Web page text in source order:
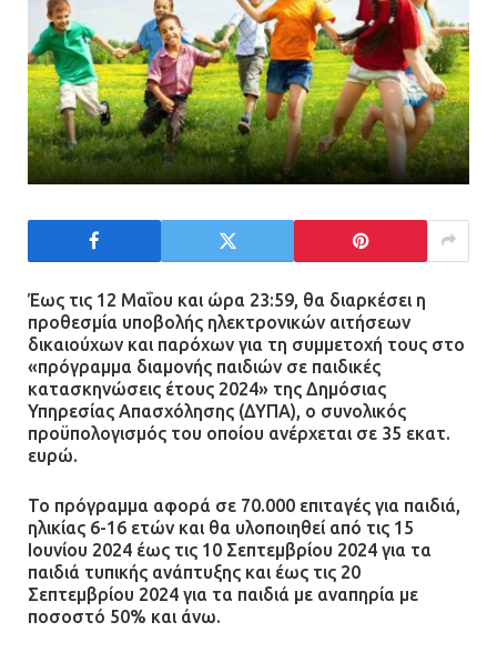
Τηλεφωνικές απάτες με λεία
130.000 ευρώ στην Αττική
13.07.2026 | 20:44
τους σοβαρά εγκαυματίες της
μεγάλης έκρηξης στο εργοστάσιο
Άργος: Στη φυλακή οι δύο
αστυνομικοί για τους
πυροβολισμούς κατά του 20χρονου
με αναπηρία
Ένα πουλί «υπεύθυνο» για την
πρωινή διακοπή ρεύματος στη
Μάνδρα
09.07.2026 | 11:12
Έως τις 12 Μαΐου και ώρα 23:59, θα διαρκέσει η
προθεσμία υποβολής ηλεκτρονικών αιτήσεων
δικαιούχων και παρόχων για τη συμμετοχή τους στο
«πρόγραμμα διαμονής παιδιών σε παιδικές
κατασκηνώσεις έτους 2024» της Δημόσιας
Υπηρεσίας Απασχόλησης (ΔΥΠΑ), ο συνολικός
προϋπολογισμός του οποίου ανέρχεται σε 35 εκατ.
ευρώ.
Το πρόγραμμα αφορά σε 70.000 επιταγές για παιδιά,
ηλικίας 6-16 ετών και θα υλοποιηθεί από τις 15
Ιουνίου 2024 έως τις 10 Σεπτεμβρίου 2024 για τα
παιδιά τυπικής ανάπτυξης και έως τις 20
Σεπτεμβρίου 2024 για τα παιδιά με αναπηρία με
ποσοστό 50% και άνω.